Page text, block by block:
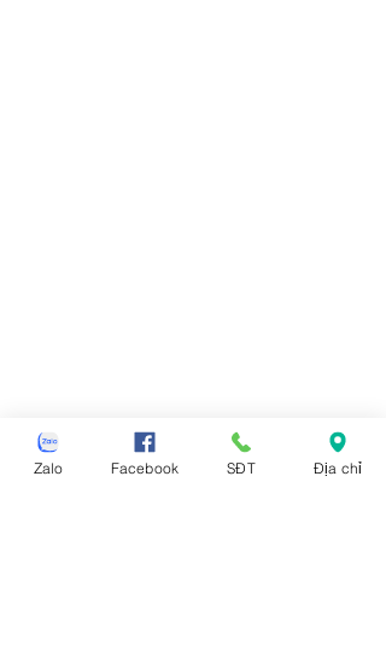
Zalo Facebook SĐT Địa chỉ